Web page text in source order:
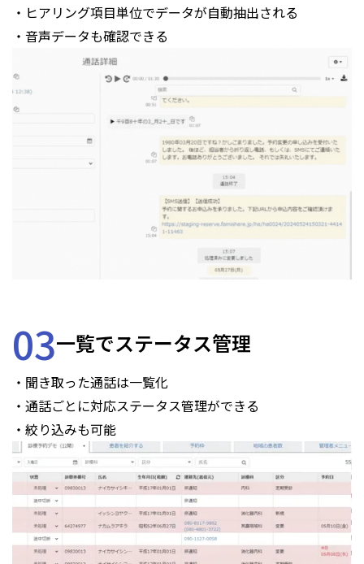
・ヒアリング項目単位でデータが自動抽出される
・音声データも確認できる
03一覧でステータス管理
・聞き取った通話は一覧化
・通話ごとに対応ステータス管理ができる
・絞り込みも可能